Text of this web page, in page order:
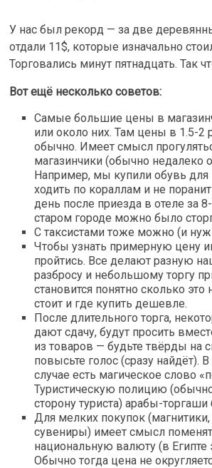
У нас был рекорд — за две
отдали 11$, которые изначально
Торговались минут пятнадцать. Так
Вот ещё несколько советов:
Самые большие цены в
или около них. Там цены в 1.5-
обычно. Имеет смысл
магазинчики (обычно недалеко
Например, мы купили обувь для
ходить по кораллам и не
день после приезда в отеле за
старом городе можно было
С таксистами тоже можно (и
Чтобы узнать примерную цену
пройтись. Все делают разную
разбросу и небольшому торгу
становится понятно сколько
стоит и где купить дешевле.
После длительного торга,
дают сдачу, будут просить
из товаров — будьте твёрды на
повысьте голос (сразу найдёт).
случае есть магическое слово
Туристическую полицию
сторону туриста) арабы-торгаши
Для мелких покупок
сувениры) имеет смысл
национальную валюту (в Египте
Обычно тогда цена не